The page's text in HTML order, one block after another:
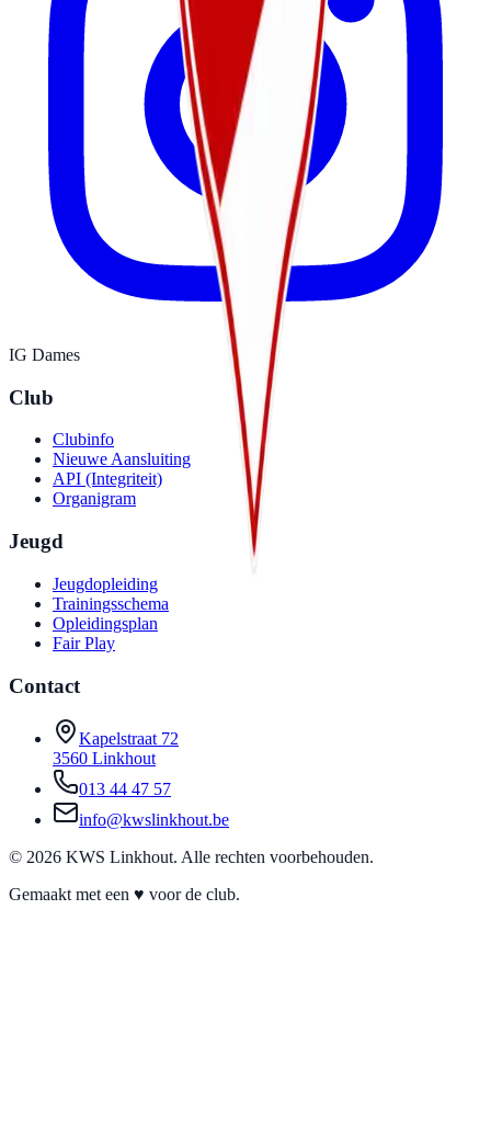
IG Dames
Club
Clubinfo
Nieuwe Aansluiting
API (Integriteit)
Organigram
Jeugd
Jeugdopleiding
Trainingsschema
Opleidingsplan
Fair Play
Contact
Kapelstraat 72
3560 Linkhout
013 44 47 57
info@kwslinkhout.be
© 2026 KWS Linkhout. Alle rechten voorbehouden.
Gemaakt met een ♥ voor de club.